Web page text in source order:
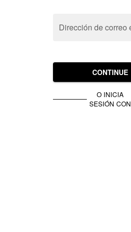
CONTINUE
O INICIA
SESIÓN CON